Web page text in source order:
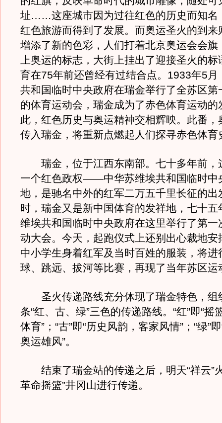
址……这座城市因为过往红色的历史而知名
红色旅游而得到了发展。而奥运圣火的到来
增添了新的色彩，人们打着北京奥运会会旗
上奥运的标志，大街上挂出了迎接圣火的标
育在75年前还曾经有过结合点。1933年5月
共和国临时中央政府在瑞金举行了全苏区第
的体育运动会，瑞金成为了赤色体育运动的
此，红色历史与奥运精神交相辉映。此番，
传入瑞金，将重新点燃起人们探寻赤色体育
瑞金，位于江西东南部。七十多年前，
一个红色政权——中华苏维埃共和国临时中
地，是驰名中外的红军二万五千里长征的出
时，瑞金又是新中国体育的发祥地，七十五
维埃共和国临时中央政府在这里举行了第一
动大会。今天，起跑仪式上还别出心裁地安
中小学生身着红军及当时百姓的服装，将进
球、跳远、拔河等比赛，再现了当年苏区运
圣火传递路线充分体现了瑞金特色，组
条“红、古、绿”三色的传递路线。“红”即“摇
体育”；“古”即“历史风韵，客家风情”；“绿”
奥运雄风”。
结束了瑞金站的传递之后，明天“祥云”
革命摇篮”井冈山进行传递。